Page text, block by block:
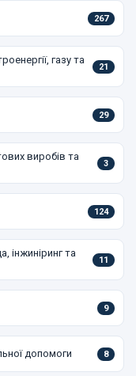
267
газу та
21
29
виробів та
3
124
інжиніринг та
11
9
допомоги 8